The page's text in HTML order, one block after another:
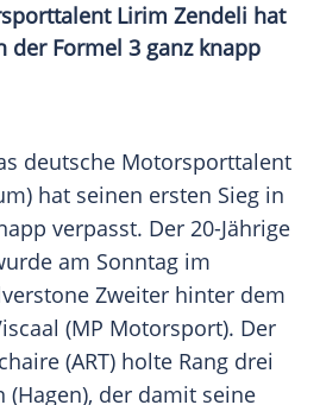
Lirim Zendeli hat
der Formel 3 ganz knapp
deutsche Motorsporttalent
) hat seinen ersten Sieg in
verpasst. Der 20-Jährige
am Sonntag im
Zweiter hinter dem
(MP Motorsport). Der
(ART) holte Rang drei
(Hagen), der damit seine